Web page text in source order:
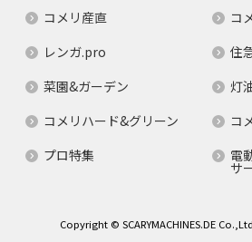
コメリ産直
コ
レンガ.pro
住
菜園&ガーデン
灯
コメリハード&グリーン
コ
プロ特集
電
サ
Copyright © SCARYMACHINES.DE